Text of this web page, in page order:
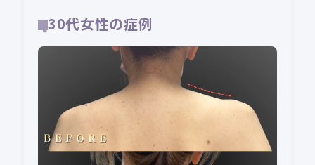
30代女性の症例